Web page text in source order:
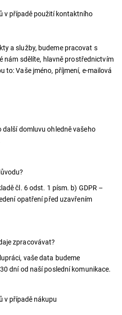
v případě použití kontaktního
a služby, budeme pracovat s
nám sdělíte, hlavně prostřednictvím
to: Vaše jméno, příjmení, e-mailová
domluvu ohledně vašeho
čl. 6 odst. 1 písm. b) GDPR –
opatření před uzavřením
zpracovávat?
vaše data budeme
dní od naší poslední komunikace.
v případě nákupu